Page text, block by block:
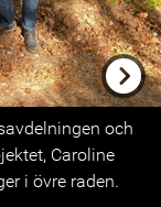
Next
och
Caroline
i övre raden.